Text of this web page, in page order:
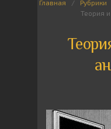
Главная Рубрики
Теория